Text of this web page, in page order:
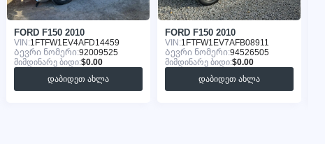
FORD F150 2010
VIN:1FTFW1EV4AFD14459
Ბევრი ნომერი:92009525
მიმდინარე ბიდი:$0.00
დაბიდეთ ახლა
FORD F150 2010
VIN:1FTFW1EV7AFB08911
Ბევრი ნომერი:94526505
მიმდინარე ბიდი:$0.00
დაბიდეთ ახლა